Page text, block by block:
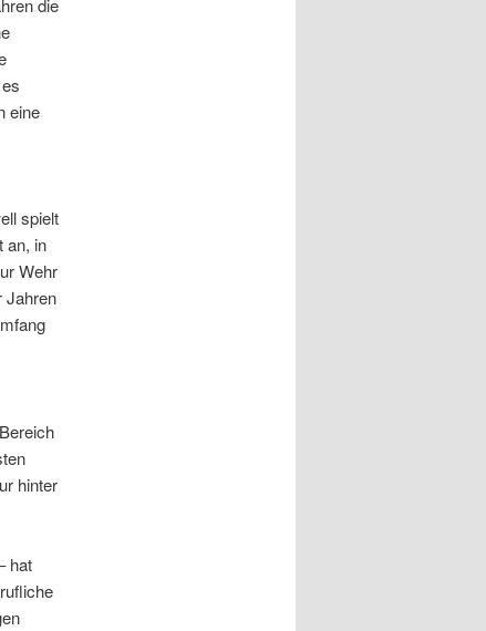
die
eine
spielt
an, in
Wehr
Jahren
hinter
hat